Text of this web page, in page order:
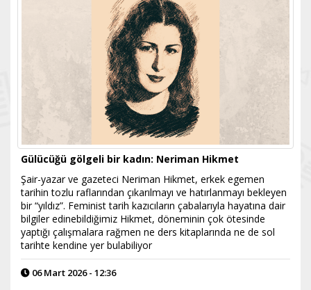
Gülücüğü gölgeli bir kadın: Neriman Hikmet
Şair-yazar ve gazeteci Neriman Hikmet, erkek egemen
tarihin tozlu raflarından çıkarılmayı ve hatırlanmayı bekleyen
bir “yıldız”. Feminist tarih kazıcıların çabalarıyla hayatına dair
bilgiler edinebildiğimiz Hikmet, döneminin çok ötesinde
yaptığı çalışmalara rağmen ne ders kitaplarında ne de sol
tarihte kendine yer bulabiliyor
06 Mart 2026 - 12:36